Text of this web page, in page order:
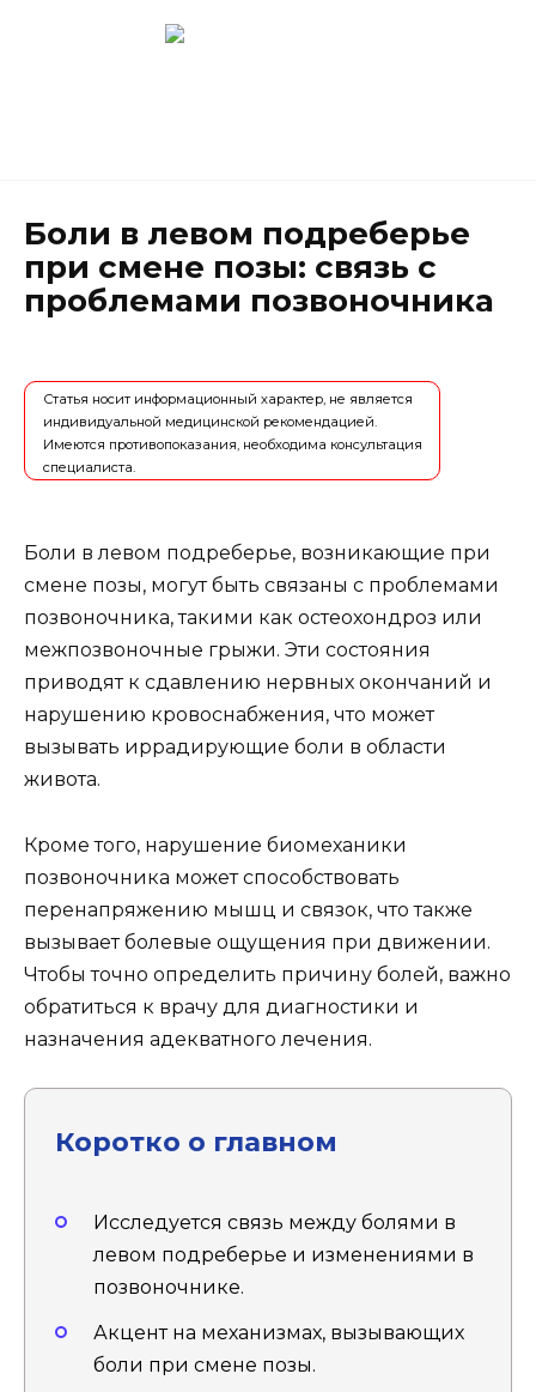
Боли в левом подреберье
при смене позы: связь с
проблемами позвоночника
Статья носит информационный характер, не является
индивидуальной медицинской рекомендацией.
Имеются противопоказания, необходима консультация
специалиста.
Боли в левом подреберье, возникающие при
смене позы, могут быть связаны с проблемами
позвоночника, такими как остеохондроз или
межпозвоночные грыжи. Эти состояния
приводят к сдавлению нервных окончаний и
нарушению кровоснабжения, что может
вызывать иррадирующие боли в области
живота.
Кроме того, нарушение биомеханики
позвоночника может способствовать
перенапряжению мышц и связок, что также
вызывает болевые ощущения при движении.
Чтобы точно определить причину болей, важно
обратиться к врачу для диагностики и
назначения адекватного лечения.
Коротко о главном
Исследуется связь между болями в
левом подреберье и изменениями в
позвоночнике.
Акцент на механизмах, вызывающих
боли при смене позы.